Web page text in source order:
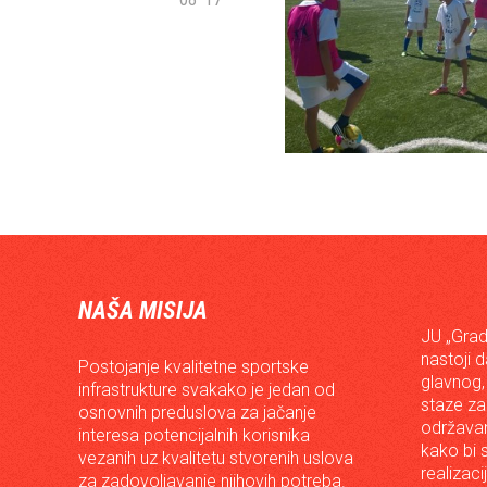
NAŠA MISIJA
Postojanje kvalitetne sportske
infrastrukture svakako je jedan od
osnovnih preduslova za jačanje
interesa potencijalnih korisnika
vezanih uz kvalitetu stvorenih uslova
za zadovoljavanje njihovih potreba.
JU
nastoji
staze
kako bi